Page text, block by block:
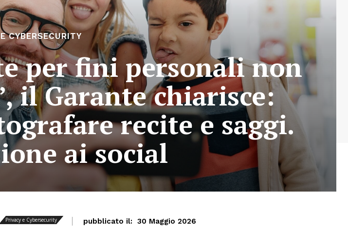
CYBERSECURITY
per fini personali non
il Garante chiarisce:
recite e saggi.
ai social
Privacy e Cybersecurity pubblicato il: 30 Maggio 2026